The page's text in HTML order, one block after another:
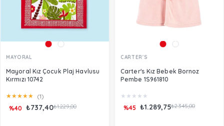
MAYORAL
Mayoral Kız Çocuk Plaj Havlusu
Kırmızı 10742
★★★★★ (1)
₺737,40₺1.229,00
%40
CARTER'S
Carter's Kız Bebek Bornoz
Pembe 1S961810
★ ★ ★ ★ ★
₺1.289,75₺2.345,00
%45